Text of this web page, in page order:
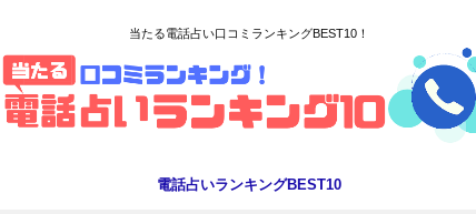
当たる電話占い口コミランキングBEST10！
電話占いランキングBEST10